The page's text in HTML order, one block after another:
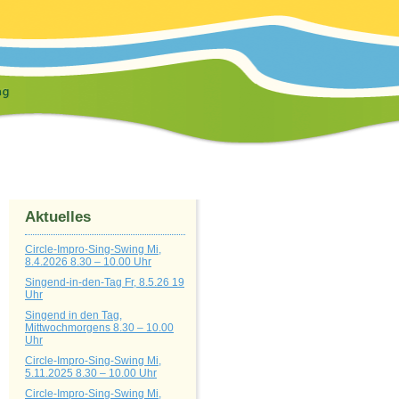
Aktuelles
Circle-Impro-Sing-Swing Mi,
8.4.2026 8.30 – 10.00 Uhr
Singend-in-den-Tag Fr, 8.5.26 19
Uhr
Singend in den Tag,
Mittwochmorgens 8.30 – 10.00
Uhr
Circle-Impro-Sing-Swing Mi,
5.11.2025 8.30 – 10.00 Uhr
Circle-Impro-Sing-Swing Mi,